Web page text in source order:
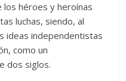
los héroes y heroínas
luchas, siendo, al
ideas independentistas
como un
dos siglos.